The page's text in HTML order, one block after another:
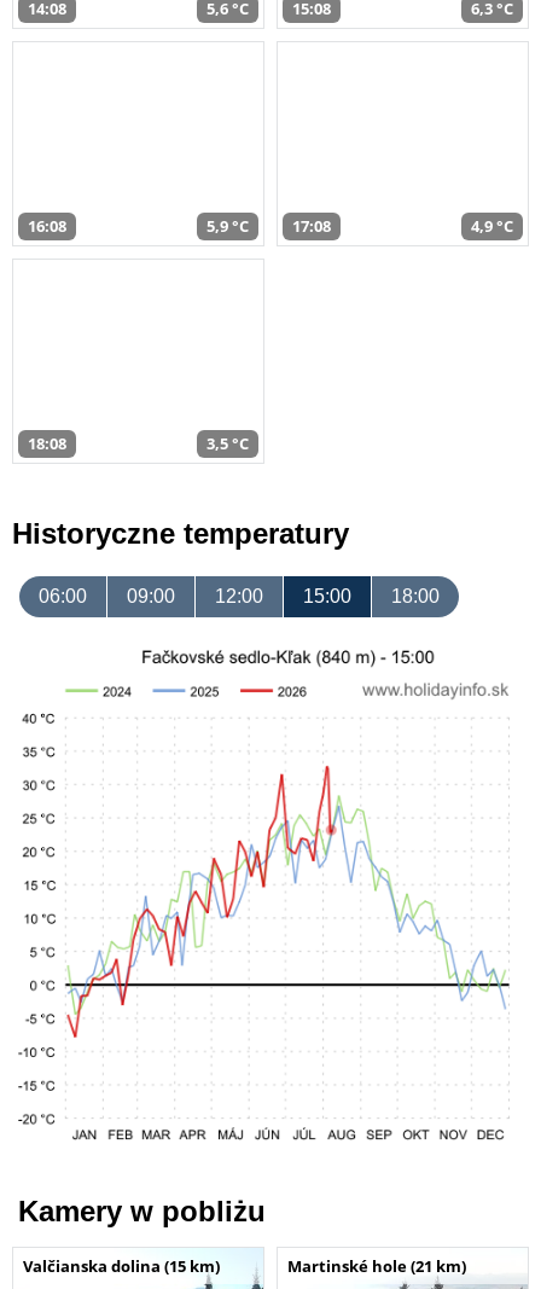
14:08 5,6 °C 15:08 6,3 °C
16:08 5,9 °C 17:08 4,9 °C
18:08 3,5 °C
Historyczne temperatury
06:00 09:00 12:00 15:00 18:00
Kamery w pobliżu
Valčianska dolina (15 km) Martinské hole (21 km)